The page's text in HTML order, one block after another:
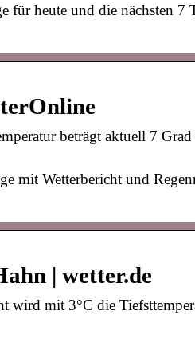
für heute und die nächsten 7
beträgt aktuell 7
mit Wetterbericht und
| wetter.de
wird mit 3°C die